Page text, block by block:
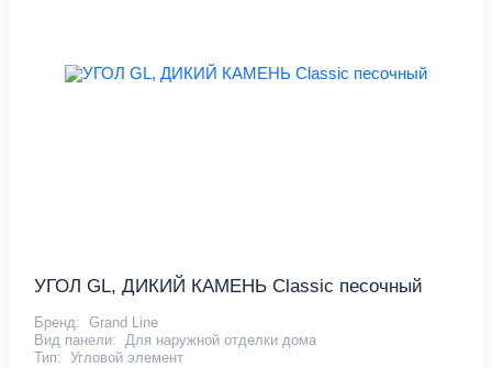
УГОЛ GL, ДИКИЙ КАМЕНЬ Classic песочный
Бренд: Grand Line
Вид панели: Для наружной отделки дома
Тип: Угловой элемент